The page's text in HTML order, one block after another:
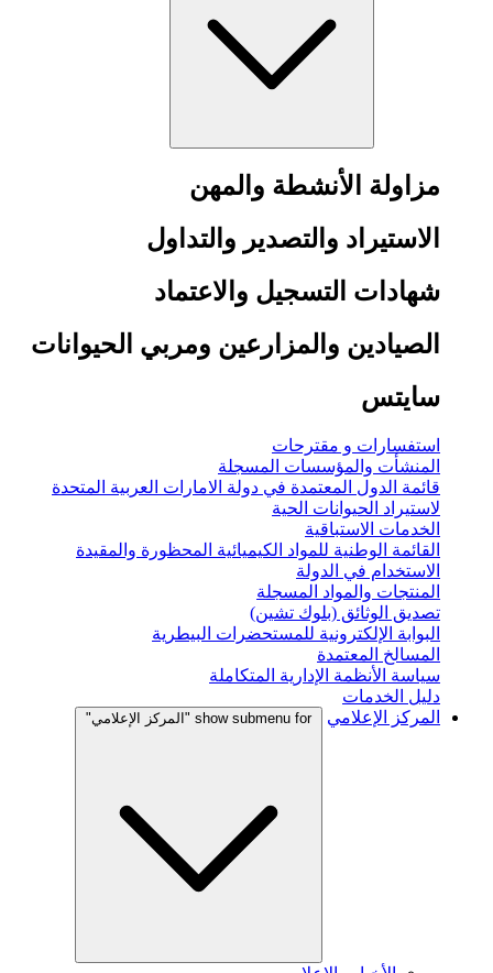
مزاولة الأنشطة والمهن
الاستيراد والتصدير والتداول
شهادات التسجيل والاعتماد
الصيادين والمزارعين ومربي الحيوانات
سايتس
استفسارات و مقترحات
المنشأت والمؤسسات المسجلة
قائمة الدول المعتمدة في دولة الامارات العربية المتحدة
لاستيراد الحيوانات الحية
الخدمات الاستباقية
القائمة الوطنية للمواد الكيميائية المحظورة والمقيدة
الاستخدام في الدولة
المنتجات والمواد المسجلة
تصديق الوثائق (بلوك تشين)
البوابة الإلكترونية للمستحضرات البيطرية
المسالخ المعتمدة
سياسة الأنظمة الإدارية المتكاملة
دليل الخدمات
المركز الإعلامي
show submenu for "المركز الإعلامي"